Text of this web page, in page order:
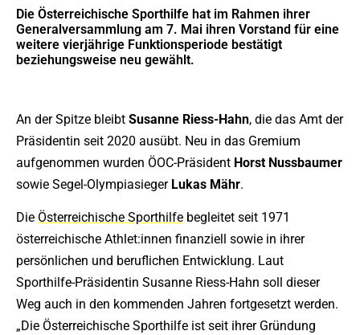
Die Österreichische Sporthilfe hat im Rahmen ihrer
Generalversammlung am 7. Mai ihren Vorstand für eine
weitere vierjährige Funktionsperiode bestätigt
beziehungsweise neu gewählt.
An der Spitze bleibt Susanne Riess-Hahn, die das Amt der
Präsidentin seit 2020 ausübt. Neu in das Gremium
aufgenommen wurden ÖOC-Präsident Horst Nussbaumer
sowie Segel-Olympiasieger Lukas Mähr.
Die Österreichische Sporthilfe begleitet seit 1971
österreichische Athlet:innen finanziell sowie in ihrer
persönlichen und beruflichen Entwicklung. Laut
Sporthilfe-Präsidentin Susanne Riess-Hahn soll dieser
Weg auch in den kommenden Jahren fortgesetzt werden.
„Die Österreichische Sporthilfe ist seit ihrer Gründung